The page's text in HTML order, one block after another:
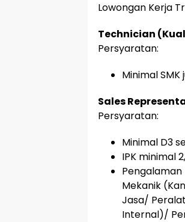
Lowongan Kerja
Technician
Persyaratan:
Minimal
Sales
Persyaratan:
Minimal D3
IPK minimal
Mekanik
Jasa/
Internal)/